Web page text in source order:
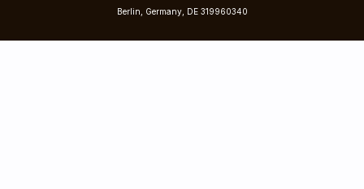
Berlin, Germany, DE 319960340